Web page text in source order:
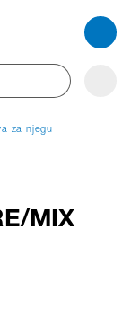
za njegu
MIX